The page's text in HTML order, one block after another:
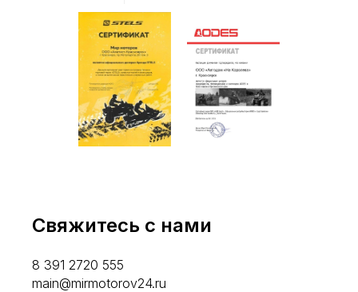
Свяжитесь с нами
8 391 2720 555
main@mirmotorov24.ru